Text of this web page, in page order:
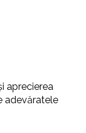
aprecierea
adevăratele